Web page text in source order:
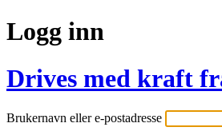
Logg inn
Drives med kraft
Brukernavn eller e-postadresse